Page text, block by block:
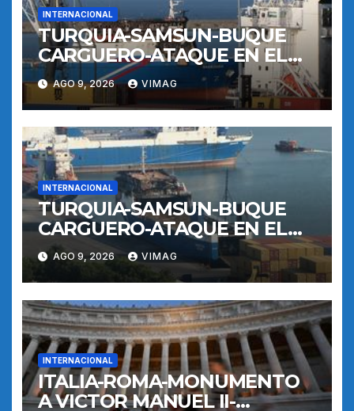
INTERNACIONAL
TURQUIA-SAMSUN-BUQUE
CARGUERO-ATAQUE EN EL
MAR NEGRO-PUERTO
AGO 9, 2026 VIMAG
INTERNACIONAL
TURQUIA-SAMSUN-BUQUE
CARGUERO-ATAQUE EN EL
MAR NEGRO-PUERTO
AGO 9, 2026 VIMAG
INTERNACIONAL
ITALIA-ROMA-MONUMENTO
A VICTOR MANUEL II-